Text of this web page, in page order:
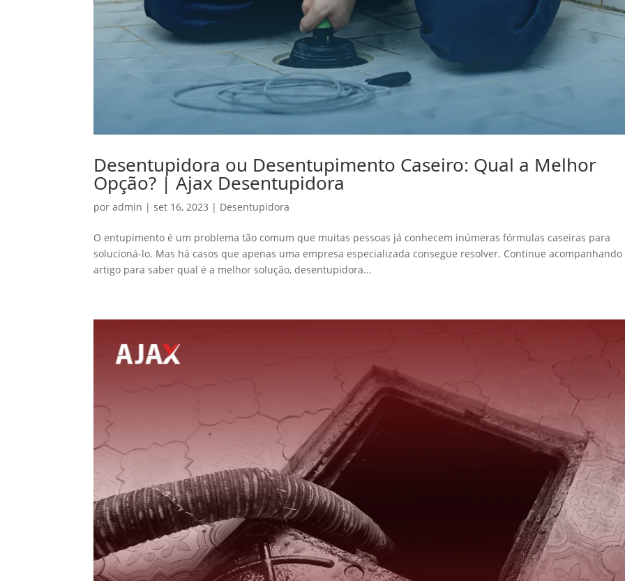
Desentupidora ou Desentupimento Caseiro: Qual a Melhor
Opção? | Ajax Desentupidora
poradmin |set 16, 2023 | Desentupidora
O entupimento é um problema tão comum que muitas pessoas já conhecem inúmeras fórmulas caseiras para
solucioná-lo. Mas há casos que apenas uma empresa especializada consegue resolver. Continue acompanhando
artigo para saber qual é a melhor solução, desentupidora...